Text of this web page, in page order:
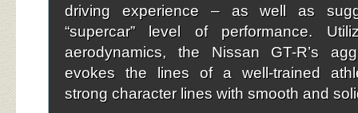
driving experience – as well as
“supercar” level of performance.
aerodynamics, the Nissan GT-R’s
evokes the lines of a well-trained
strong character lines with smooth and